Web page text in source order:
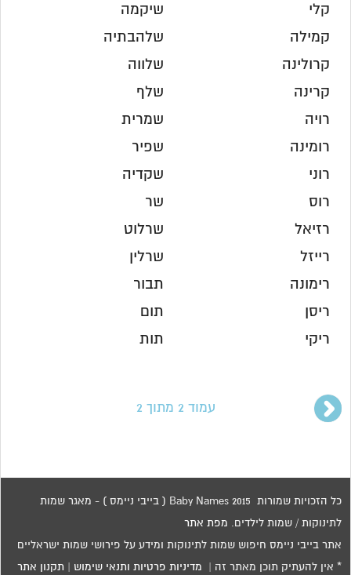
קלי
קמילה
קרולינה
קרינה
רויה
רומינה
רוני
רוס
רזיאל
רייזל
רימונה
ריסן
ריקי
שיקמה
שלהבתיה
שלווה
שלף
שמרית
שפיר
שקדיה
שר
שרלוט
שרלין
תבור
תום
תות
עמוד 2 מתוך 2
כל הזכויות שמורות 2015 Baby Names ( בייבי ניימס ) - מאגר שמות
לתינוקות / שמות לילדים. מפת אתר
אתר בייבי ניימס חיפוש שמות לתינוקות ומידע על פירושי שמות ישראליים
* אין להעתיק תוכן מאתר זה | מדיניות פרטיות ותנאי שימוש תקנון אתר